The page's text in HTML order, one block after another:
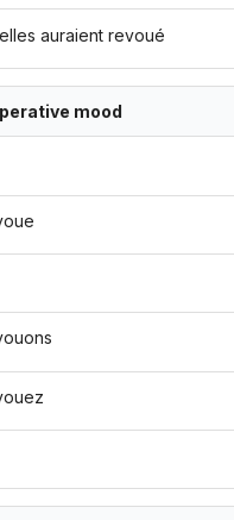
auraient revoué
mood